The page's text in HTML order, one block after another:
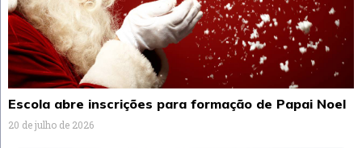
Escola abre inscrições para formação de Papai Noel
20 de julho de 2026